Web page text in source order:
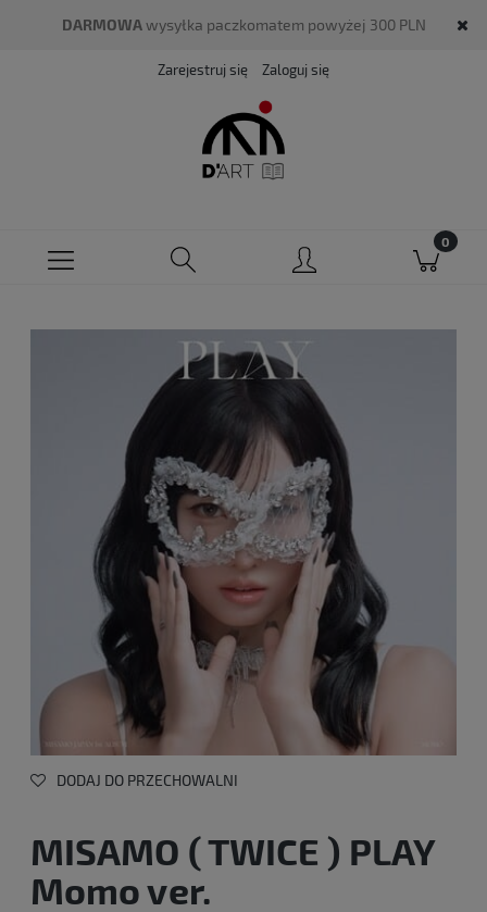
DARMOWAwysyłka paczkomatem powyżej 300 PLN
Zarejestruj się Zaloguj się
DODAJ DO PRZECHOWALNI
MISAMO ( TWICE ) PLAY
Momo ver.